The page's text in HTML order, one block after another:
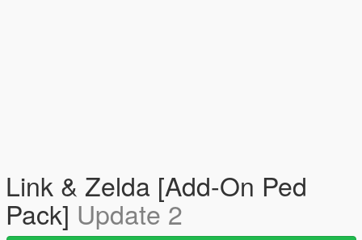
Link & Zelda [Add-On Ped
Pack] Update 2